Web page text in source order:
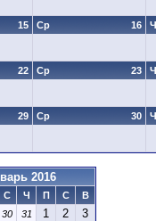
15 16
Ср
22 23
Ср
29 30
Ср
2016
С Ч П С
В
30 31 1 2 3